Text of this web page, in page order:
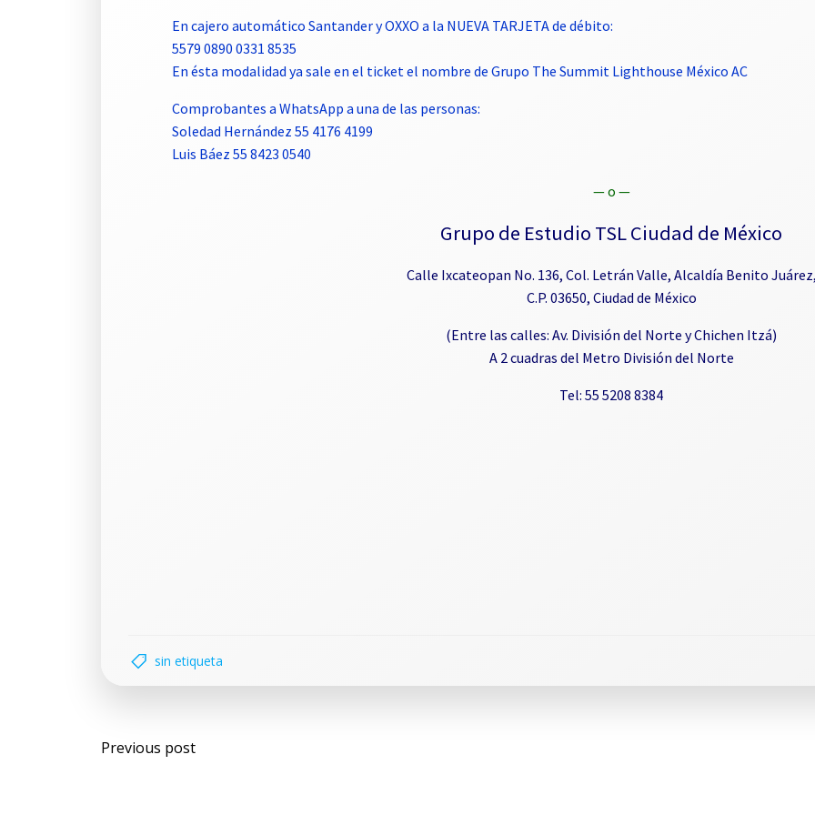
En cajero automático Santander y OXXO a la NUEVA TARJETA de débito:
5579 0890 0331 8535
En ésta modalidad ya sale en el ticket el nombre de Grupo The Summit Lighthouse México AC
Comprobantes a WhatsApp a una de las personas:
Soledad Hernández 55 4176 4199
Luis Báez 55 8423 0540
— o —
Grupo de Estudio TSL Ciudad de México
Calle Ixcateopan No. 136, Col. Letrán Valle, Alcaldía Benito
C.P. 03650, Ciudad de México
(Entre las calles: Av. División del Norte y Chichen Itzá)
A 2 cuadras del Metro División del Norte
Tel: 55 5208 8384
sin etiqueta
Previous post